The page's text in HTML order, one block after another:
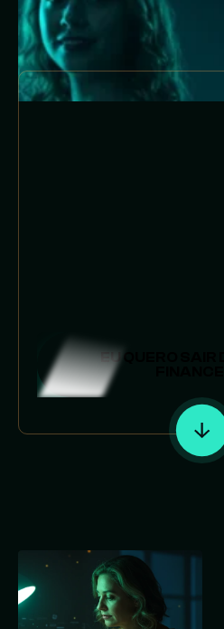
PARA
EU QUERO SAIR